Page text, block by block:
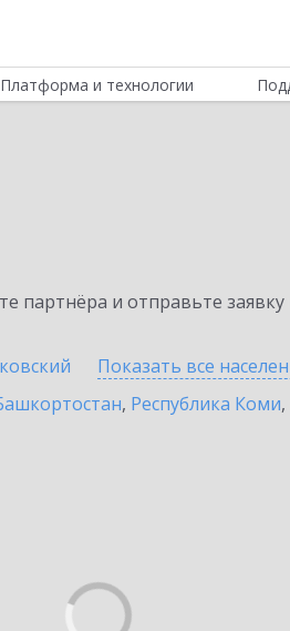
Платформа и технологии
и отправьте
Показать все
, Республика Коми,